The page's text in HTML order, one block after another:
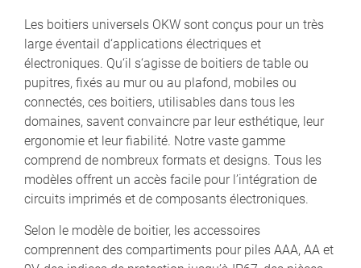
Les boitiers universels OKW sont conçus pour un très
large éventail d‘applications électriques et
électroniques. Qu‘il s‘agisse de boitiers de table ou
pupitres, fixés au mur ou au plafond, mobiles ou
connectés, ces boitiers, utilisables dans tous les
domaines, savent convaincre par leur esthétique, leur
ergonomie et leur fiabilité. Notre vaste gamme
comprend de nombreux formats et designs. Tous les
modèles offrent un accès facile pour l’intégration de
circuits imprimés et de composants électroniques.
Selon le modèle de boitier, les accessoires
comprennent des compartiments pour piles AAA, AA et